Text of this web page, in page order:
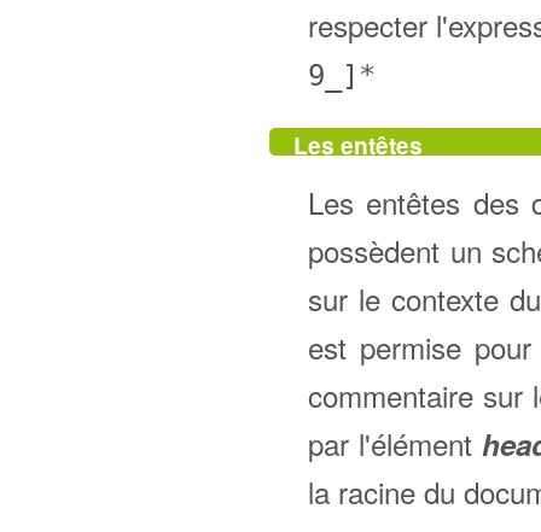
respecter
9_]*
Les entêtes
Les entêtes des
possèdent un
sur le contexte
est permise
commentaire sur
par l'élément
la racine du